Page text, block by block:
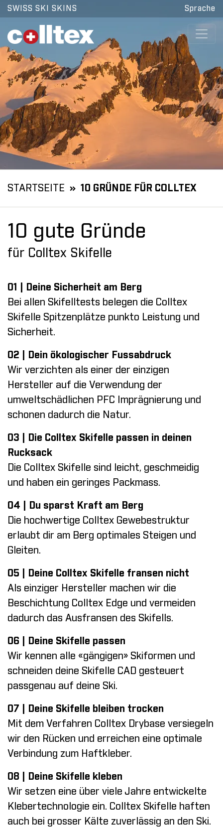
SWISS SKI SKINS Sprache
STARTSEITE 10 GRÜNDE FÜR COLLTEX
10 gute Gründe
für Colltex Skifelle
01 | Deine Sicherheit am Berg
Bei allen Skifelltests belegen die Colltex
Skifelle Spitzenplätze punkto Leistung und
Sicherheit.
02 | Dein ökologischer Fussabdruck
Wir verzichten als einer der einzigen
Hersteller auf die Verwendung der
umweltschädlichen PFC Imprägnierung und
schonen dadurch die Natur.
03 | Die Colltex Skifelle passen in deinen
Rucksack
Die Colltex Skifelle sind leicht, geschmeidig
und haben ein geringes Packmass.
04 | Du sparst Kraft am Berg
Die hochwertige Colltex Gewebestruktur
erlaubt dir am Berg optimales Steigen und
Gleiten.
05 | Deine Colltex Skifelle fransen nicht
Als einziger Hersteller machen wir die
Beschichtung Colltex Edge und vermeiden
dadurch das Ausfransen des Skifells.
06 | Deine Skifelle passen
Wir kennen alle «gängigen» Skiformen und
schneiden deine Skifelle CAD gesteuert
passgenau auf deine Ski.
07 | Deine Skifelle bleiben trocken
Mit dem Verfahren Colltex Drybase versiegeln
wir den Rücken und erreichen eine optimale
Verbindung zum Haftkleber.
08 | Deine Skifelle kleben
Wir setzen eine über viele Jahre entwickelte
Klebertechnologie ein. Colltex Skifelle haften
auch bei grosser Kälte zuverlässig an den Ski.